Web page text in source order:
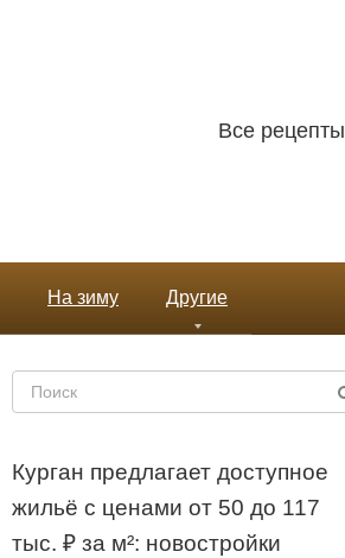
Все рецепты
На зиму Другие
Поиск:
Курган предлагает доступное
жильё с ценами от 50 до 117
тыс. ₽ за м²: новостройки